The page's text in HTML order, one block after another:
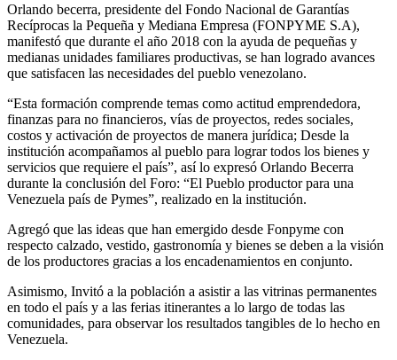
Orlando becerra, presidente del Fondo Nacional de Garantías
Recíprocas la Pequeña y Mediana Empresa (FONPYME S.A),
manifestó que durante el año 2018 con la ayuda de pequeñas y
medianas unidades familiares productivas, se han logrado avances
que satisfacen las necesidades del pueblo venezolano.
“Esta formación comprende temas como actitud emprendedora,
finanzas para no financieros, vías de proyectos, redes sociales,
costos y activación de proyectos de manera jurídica; Desde la
institución acompañamos al pueblo para lograr todos los bienes y
servicios que requiere el país”, así lo expresó Orlando Becerra
durante la conclusión del Foro: “El Pueblo productor para una
Venezuela país de Pymes”, realizado en la institución.
Agregó que las ideas que han emergido desde Fonpyme con
respecto calzado, vestido, gastronomía y bienes se deben a la visión
de los productores gracias a los encadenamientos en conjunto.
Asimismo, Invitó a la población a asistir a las vitrinas permanentes
en todo el país y a las ferias itinerantes a lo largo de todas las
comunidades, para observar los resultados tangibles de lo hecho en
Venezuela.